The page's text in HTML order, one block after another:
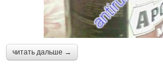
читать дальше →